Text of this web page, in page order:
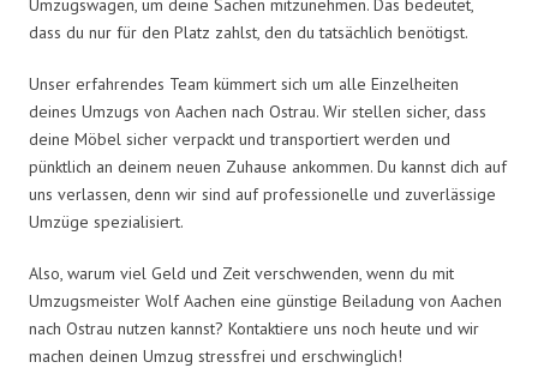
Umzugswagen, um deine Sachen mitzunehmen. Das bedeutet,
dass du nur für den Platz zahlst, den du tatsächlich benötigst.
Unser erfahrendes Team kümmert sich um alle Einzelheiten
deines Umzugs von Aachen nach Ostrau. Wir stellen sicher, dass
deine Möbel sicher verpackt und transportiert werden und
pünktlich an deinem neuen Zuhause ankommen. Du kannst dich auf
uns verlassen, denn wir sind auf professionelle und zuverlässige
Umzüge spezialisiert.
Also, warum viel Geld und Zeit verschwenden, wenn du mit
Umzugsmeister Wolf Aachen eine günstige Beiladung von Aachen
nach Ostrau nutzen kannst? Kontaktiere uns noch heute und wir
machen deinen Umzug stressfrei und erschwinglich!